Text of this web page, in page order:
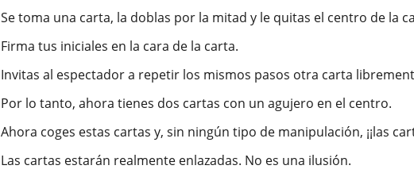
Se toma una carta, la doblas por la mitad y le quitas el centro de la
Firma tus iniciales en la cara de la carta.
Invitas al espectador a repetir los mismos pasos otra carta
Por lo tanto, ahora tienes dos cartas con un agujero en el centro.
Ahora coges estas cartas y, sin ningún tipo de manipulación, ¡¡las
Las cartas estarán realmente enlazadas. No es una ilusión.